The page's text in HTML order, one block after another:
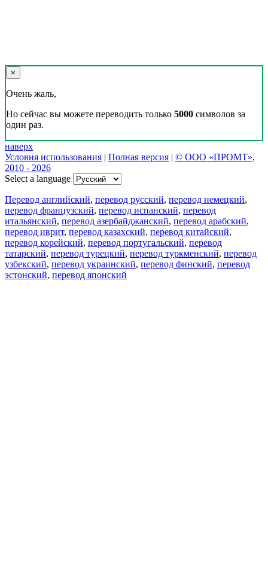
×
Очень жаль,
Но сейчас вы можете переводить только 5000 символов за
один раз.
наверх
Условия использования | Полная версия | © ООО «ПРОМТ»,
2010 - 2026
Select a language
Перевод английский, перевод русский, перевод немецкий,
перевод французский, перевод испанский, перевод
итальянский, перевод азербайджанский, перевод арабский,
перевод иврит, перевод казахский, перевод китайский,
перевод корейский, перевод португальский, перевод
татарский, перевод турецкий, перевод туркменский, перевод
узбекский, перевод украинский, перевод финский, перевод
эстонский, перевод японский